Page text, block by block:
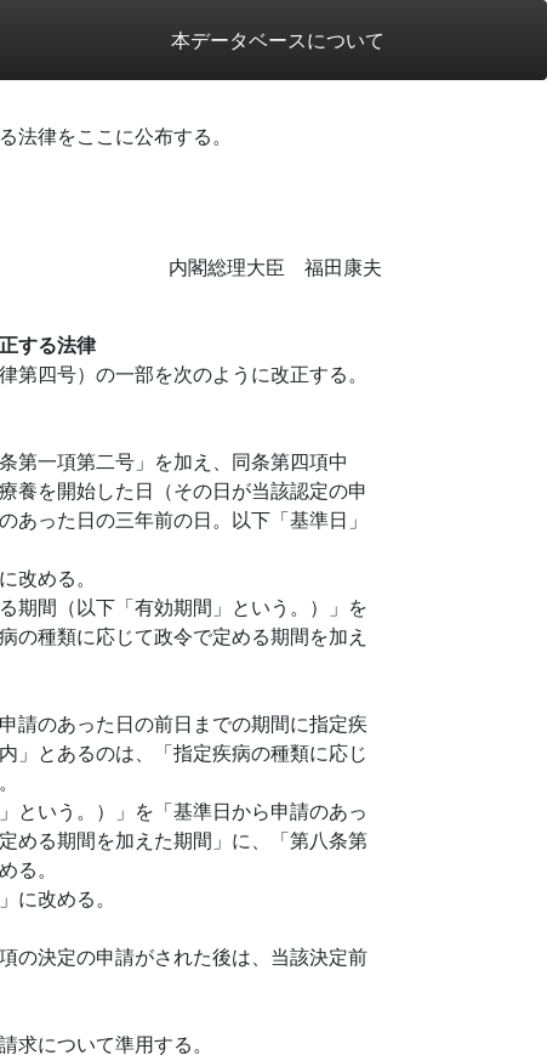
本データベースについて
律をここに公布する。
内閣総理大臣 福田康夫
する法律
四号）の一部を次のように改正する。
第一項第二号」を加え、同条第四項中
養を開始した日（その日が当該認定の申
った日の三年前の日。以下「基準日」
改める。
期間（以下「有効期間」という。）」を
の種類に応じて政令で定める期間を加え
請のあった日の前日までの期間に指定疾
」とあるのは、「指定疾病の種類に応じ
という。）」を「基準日から申請のあっ
める期間を加えた期間」に、「第八条第
る。
に改める。
の決定の申請がされた後は、当該決定前
について準用する。